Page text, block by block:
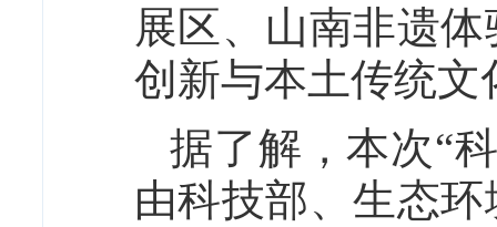
展区、山南非遗
创新与本土传统
据了解，本次“
由科技部、生态